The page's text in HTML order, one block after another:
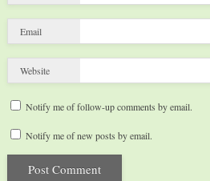
Email
Website
Notify me of follow-up comments by email.
Notify me of new posts by email.